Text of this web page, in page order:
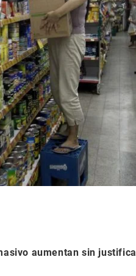
aumentan sin